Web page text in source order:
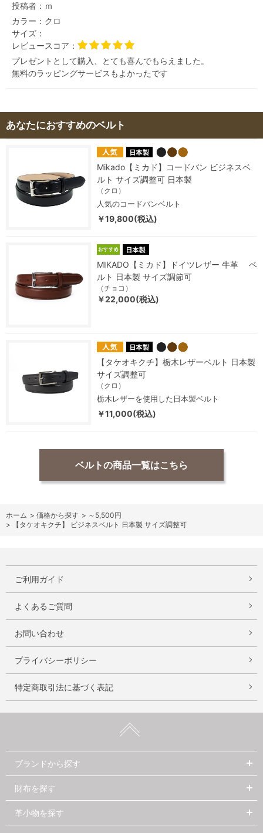
投稿者： ｍ
カラー： クロ
サイズ：
レビュースコア：
プレゼントとして購入、とても喜んでもらえました。
無料のラッピングサービスもよかったです
あなたにおすすめのベルト
Mikado【ミカド】コードバン ビジネスベ
ルト サイズ調整可 日本製
（クロ）
人気のコードバンベルト
￥19,800(税込)
MIKADO【ミカド】ドイツレザー 牛革 ベ
ルト 日本製 サイズ調節可
（チョコ）
￥22,000(税込)
【タケオキクチ】栃木レザーベルト 日本製
サイズ調整可
（クロ）
栃木レザーを使用した日本製ベルト
￥11,000(税込)
ベルトの商品一覧はこちら
ホーム > 価格から探す > ～5,500円
>
【タケオキクチ】 ビジネスベルト 日本製 サイズ調整可
ご利用ガイド
よくあるご質問
お問い合わせ
プライバシーポリシー
特定商取引法に基づく表記
ブランドから探す
財布を探す
革小物を探す